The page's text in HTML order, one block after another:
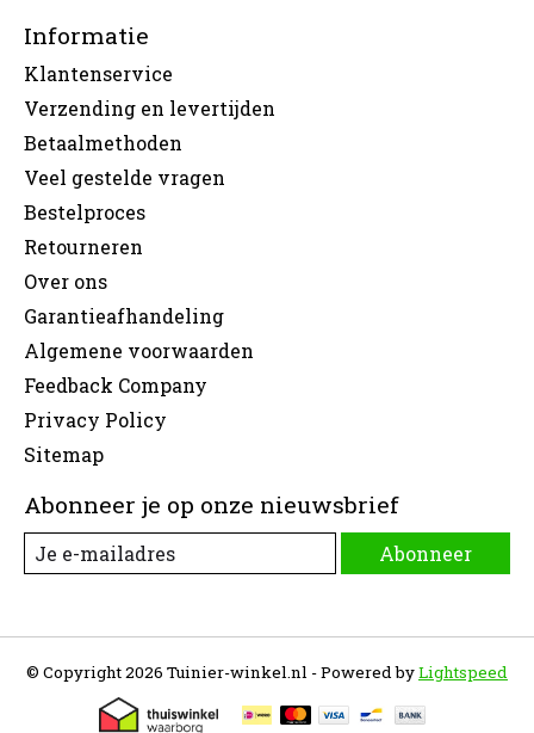
Informatie
Klantenservice
Verzending en levertijden
Betaalmethoden
Veel gestelde vragen
Bestelproces
Retourneren
Over ons
Garantieafhandeling
Algemene voorwaarden
Feedback Company
Privacy Policy
Sitemap
Abonneer je op onze nieuwsbrief
Abonneer
© Copyright 2026 Tuinier-winkel.nl - Powered byLightspeed